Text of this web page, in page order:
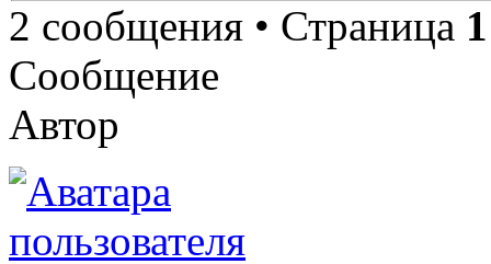
2 сообщения • Страница 1
Сообщение
Автор